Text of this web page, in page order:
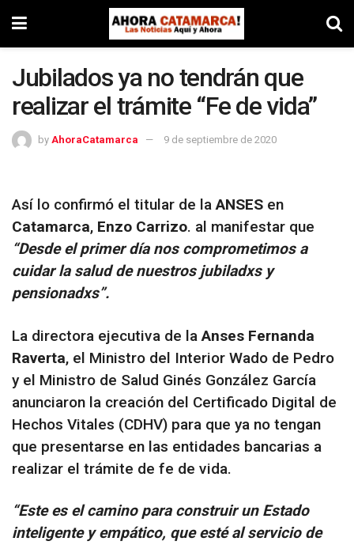
Jubilados ya no tendrán que
realizar el trámite “Fe de vida”
by AhoraCatamarca 9 de septiembre de 2020
Así lo confirmó el titular de laANSES en
Catamarca, Enzo Carrizo. al manifestar que
“Desde el primer día nos comprometimos a
cuidar la salud de nuestros jubiladxs y
pensionadxs”.
La directora ejecutiva de laAnses Fernanda
Raverta, el Ministro del Interior Wado de Pedro
y el Ministro de Salud Ginés González García
anunciaron la creación del Certificado Digital de
Hechos Vitales (CDHV) para que ya no tengan
que presentarse en las entidades bancarias a
realizar el trámite de fe de vida.
“Este es el camino para construir un Estado
inteligente y empático, que esté al servicio de